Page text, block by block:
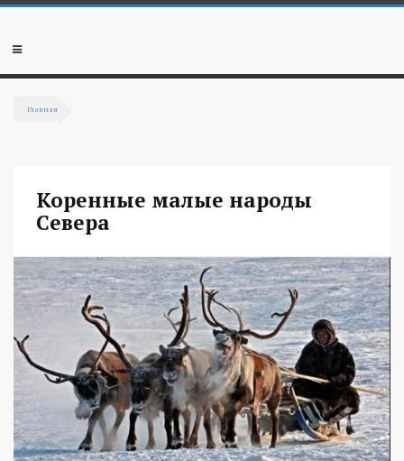
Перейти к основному содержанию
Мобильное
Главная
Коренные малые народы
Севера